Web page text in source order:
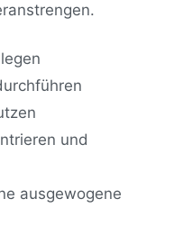
und
ausgewogene